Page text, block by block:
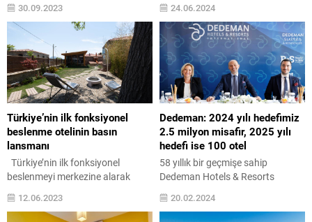
Resorts International, yurt dışı
otel yatırımlarında da ivmesini
hızlandırdı. Geçmiş yıllardaki yurt
dışı otel tecrübelerinin yanı sıra,
Kazakistan’da konumlanan “Park
Dedeman Almaty” ile yurt
dışındaki aktif üçüncü otelini...
30.09.2023
düzenlenen “Kent ve Yaşam
Ödülleri”nde Elite World Hotels &
Resorts Yönetim Kurulu Üyesi
Emel Elik Bezaroğlu konaklama
dalında başarı ödülünün sahibi
oldu. Doğru iş yapmış; iş dünyası
temsilcileri, sivil toplum liderleri,
yerel yönetimler, sanatçılar ve
akademisyenlerin ödüllendirildiği
törende, Elite World Hotels...
24.06.2024
Türkiye’nin ilk fonksiyonel
beslenme otelinin basın
lansmanı
Türkiye’nin ilk fonksiyonel
beslenmeyi merkezine alarak
faaliyetlerini sürdüren oteli Feride
Fonksiyonel Yaşam’ın basın
lansmanı gerçekleştirildi. Temiz
12.06.2023
Dedeman: 2024 yılı hedefimiz
2.5 milyon misafir, 2025 yılı
hedefi ise 100 otel
58 yıllık bir geçmişe sahip
Dedeman Hotels & Resorts
International bu yıl başlayan
atılım ve değişim süreçlerini bir
basın toplantısı ile açıkladı.
20.02.2024